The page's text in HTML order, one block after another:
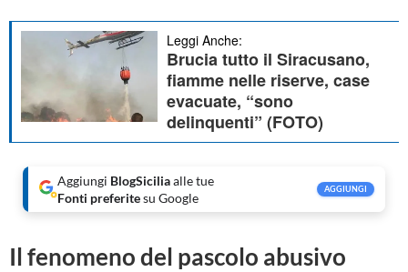
Leggi Anche:
Brucia tutto il Siracusano,
fiamme nelle riserve, case
evacuate, “sono
delinquenti” (FOTO)
Aggiungi BlogSiciliaalle tue
Fonti preferitesu Google
AGGIUNGI
Il fenomeno del pascolo abusivo